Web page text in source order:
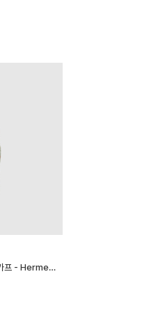
에르메스 여성 트윌리 리틀 스카프 - Hermes Womens Twilly Little S…